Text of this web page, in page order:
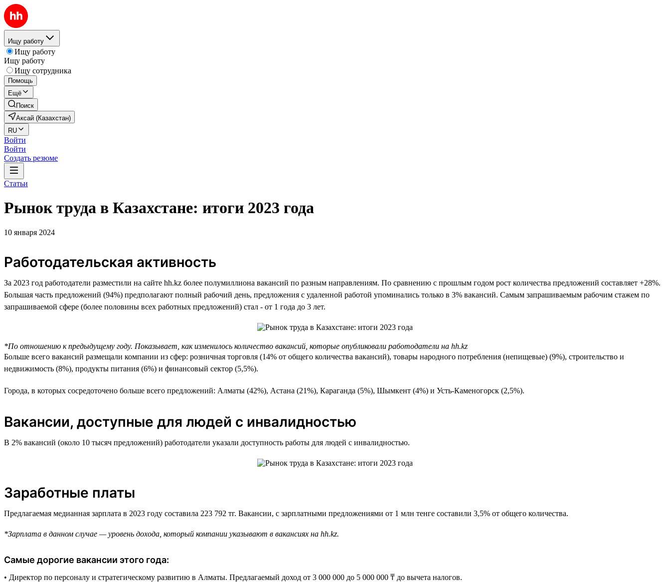
Ищу работу
Ищу работу
Ищу работу
Ищу сотрудника
Помощь
Ещё
Поиск
Аксай (Казахстан)
RU
Войти
Войти
Создать резюме
Статьи
Рынок труда в Казахстане: итоги 2023 года
10 января 2024
Работодательская активность
За 2023 год работодатели разместили на сайте hh.kz более полумиллиона вакансий по разным направлениям. По сравнению с прошлым годом рост количества предложений составляет +28%.
Большая часть предложений (94%) предполагают полный рабочий день, предложения с удаленной работой упоминались только в 3% вакансий. Самым запрашиваемым рабочим стажем по
запрашиваемой сфере (более половины всех работных предложений) стал - от 1 года до 3 лет.
*По отношению к предыдущему году. Показывает, как изменилось количество вакансий, которые опубликовали работодатели на hh.kz
Больше всего вакансий размещали компании из сфер: розничная торговля (14% от общего количества вакансий), товары народного потребления (непищевые) (9%), строительство и
недвижимость (8%), продукты питания (6%) и финансовый сектор (5,5%).
Города, в которых сосредоточено больше всего предложений: Алматы (42%), Астана (21%), Караганда (5%), Шымкент (4%) и Усть-Каменогорск (2,5%).
Вакансии, доступные для людей с инвалидностью
В 2% вакансий (около 10 тысяч предложений) работодатели указали доступность работы для людей с инвалидностью.
Заработные платы
Предлагаемая медианная зарплата в 2023 году составила 223 792 тг. Вакансии, с зарплатными предложениями от 1 млн тенге составили 3,5% от общего количества.
*Зарплата в данном случае — уровень дохода, который компании указывают в вакансиях на hh.kz.
Самые дорогие вакансии этого года:
• Директор по персоналу и стратегическому развитию в Алматы. Предлагаемый доход от 3 000 000 до 5 000 000 ₸ до вычета налогов.